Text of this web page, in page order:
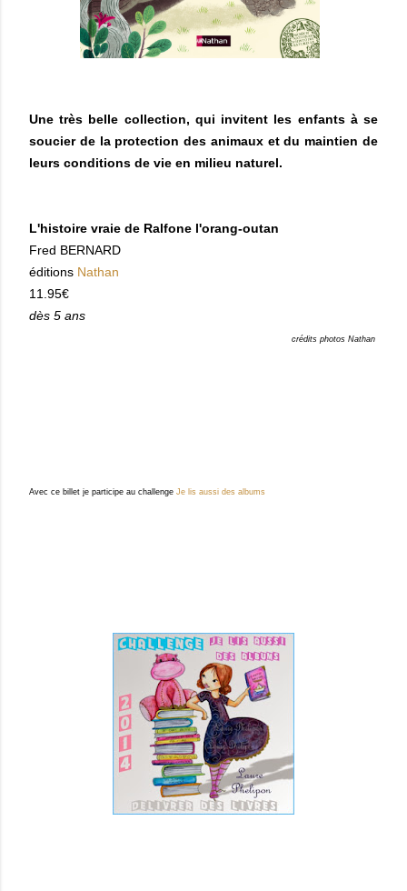
Une très belle collection, qui invitent les enfants à se
soucier de la protection des animaux et du maintien de
leurs conditions de vie en milieu naturel.
L'histoire vraie de Ralfone l'orang-outan
Fred BERNARD
éditions Nathan
11.95€
dès 5 ans
crédits photos Nathan
Avec ce billet je participe au challenge Je lis aussi des albums